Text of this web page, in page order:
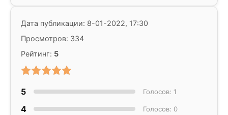
Дата публикации: 8-01-2022, 17:30
Просмотров: 334
Рейтинг: 5
5 Голосов: 1
4 Голосов: 0